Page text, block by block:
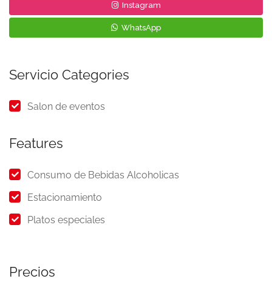
Instagram
WhatsApp
Servicio Categories
Salon de eventos
Features
Consumo de Bebidas Alcoholicas
Estacionamiento
Platos especiales
Precios